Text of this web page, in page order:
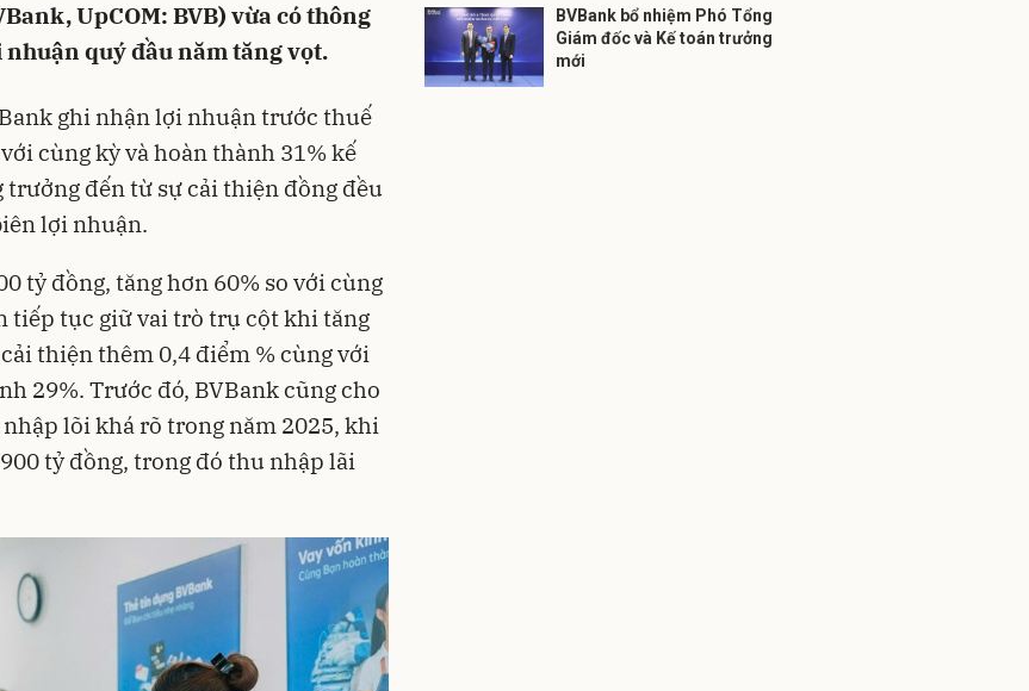
UpCOM: BVB) vừa có thông
quý đầu năm tăng vọt.
ghi nhận lợi nhuận trước thuế
cùng kỳ và hoàn thành 31% kế
đến từ sự cải thiện đồng đều
lợi nhuận.
tỷ đồng, tăng hơn 60% so với cùng
tiếp tục giữ vai trò trụ cột khi tăng
thiện thêm 0,4 điểm % cùng với
29%. Trước đó, BVBank cũng cho
lõi khá rõ trong năm 2025, khi
tỷ đồng, trong đó thu nhập lãi
BVBank bổ nhiệm Phó Tổng
Giám đốc và Kế toán trưởng
mới